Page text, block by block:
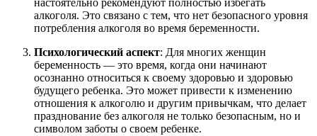
настоятельно рекомендуют полностью избегать
алкоголя. Это связано с тем, что нет безопасного уровня
потребления алкоголя во время беременности.
Психологический аспект: Для многих женщин
беременность — это время, когда они начинают
осознанно относиться к своему здоровью и здоровью
будущего ребенка. Это может привести к изменению
отношения к алкоголю и другим привычкам, что делает
празднование без алкоголя не только безопасным, но и
символом заботы о своем ребенке.